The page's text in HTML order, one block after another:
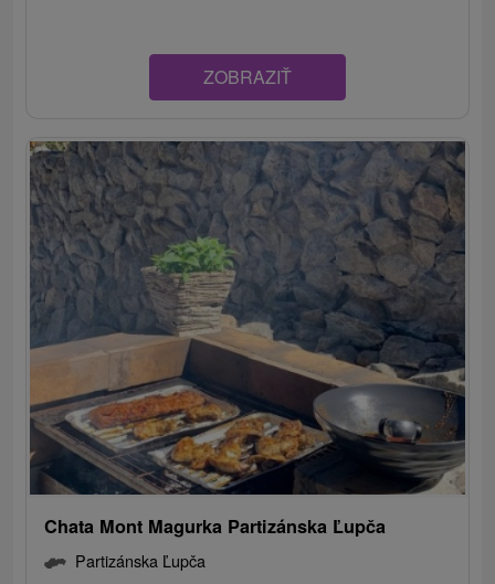
ZOBRAZIŤ
Chata Mont Magurka Partizánska Ľupča
Partizánska Ľupča